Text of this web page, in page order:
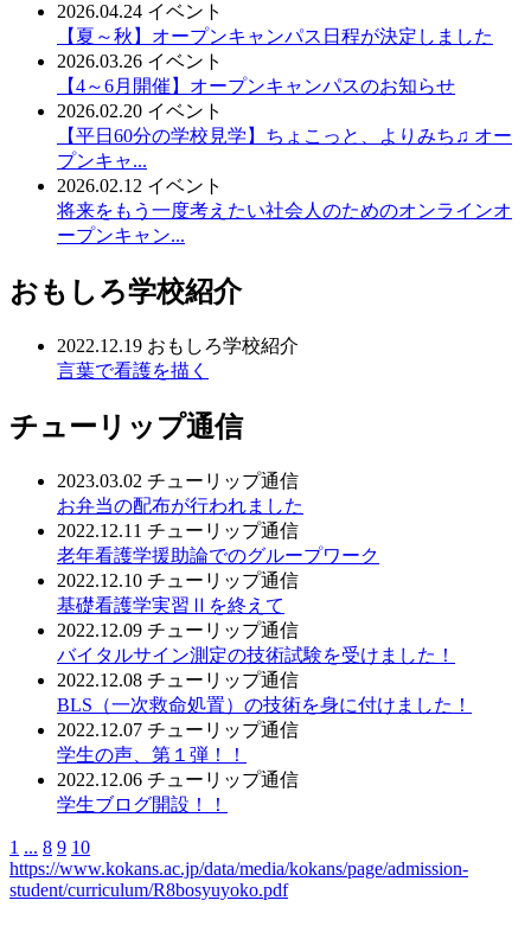
2026.04.24 イベント
【夏～秋】オープンキャンパス日程が決定しました
2026.03.26 イベント
【4～6月開催】オープンキャンパスのお知らせ
2026.02.20 イベント
【平日60分の学校見学】ちょこっと、よりみち♫ オー
プンキャ...
2026.02.12 イベント
将来をもう一度考えたい社会人のためのオンラインオ
ープンキャン...
おもしろ学校紹介
2022.12.19 おもしろ学校紹介
言葉で看護を描く
チューリップ通信
2023.03.02 チューリップ通信
お弁当の配布が行われました
2022.12.11 チューリップ通信
老年看護学援助論でのグループワーク
2022.12.10 チューリップ通信
基礎看護学実習Ⅱを終えて
2022.12.09 チューリップ通信
バイタルサイン測定の技術試験を受けました！
2022.12.08 チューリップ通信
BLS（一次救命処置）の技術を身に付けました！
2022.12.07 チューリップ通信
学生の声、第１弾！！
2022.12.06 チューリップ通信
学生ブログ開設！！
1 ... 8 9 10
https://www.kokans.ac.jp/data/media/kokans/page/admission-
student/curriculum/R8bosyuyoko.pdf